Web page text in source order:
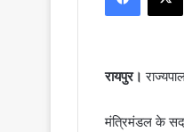
रायपुर।
मंत्रिमंडल के